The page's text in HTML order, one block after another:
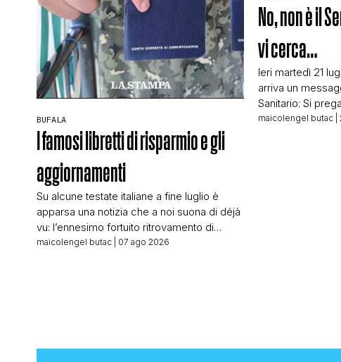
BUFALA
I famosi libretti di risparmio e gli
aggiornamenti
Su alcune testate italiane a fine luglio è
apparsa una notizia che a noi suona di déjà
vu: l’ennesimo fortuito ritrovamento di
libretti di risparmio. Titolava La Stampa ad
maicolengel butac | 07 ago 2026
No, non è il
vi cerca…
Ieri martedì 21
arriva un
Sanitario: Si
sede ASL di
maicolengel butac